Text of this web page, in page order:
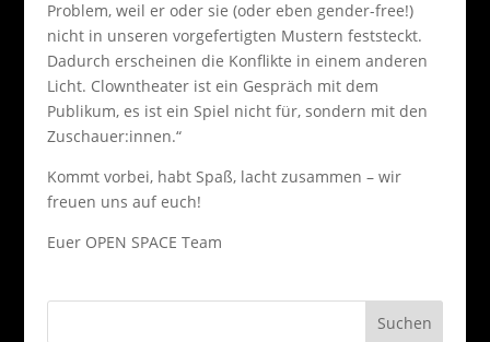
Problem, weil er oder sie (oder eben gender-free!)
nicht in unseren vorgefertigten Mustern feststeckt.
Dadurch erscheinen die Konflikte in einem anderen
Licht. Clowntheater ist ein Gespräch mit dem
Publikum, es ist ein Spiel nicht für, sondern mit den
Zuschauer:innen.“
Kommt vorbei, habt Spaß, lacht zusammen – wir
freuen uns auf euch!
Euer OPEN SPACE Team